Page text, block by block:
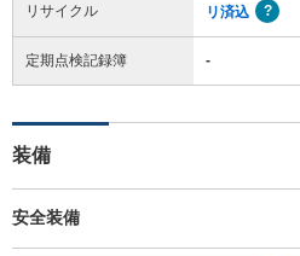
リサイクル リ済込
定期点検記録簿 -
装備
安全装備